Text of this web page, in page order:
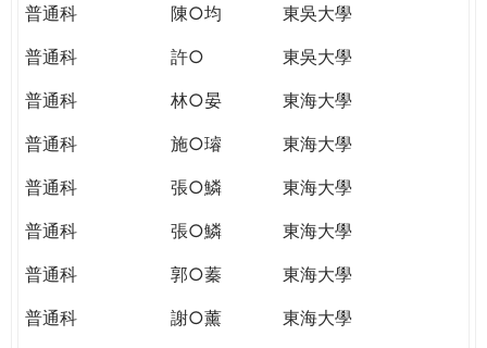
普通科
陳○均
東吳大學
普通科
許○
東吳大學
普通科
林○晏
東海大學
普通科
施○璿
東海大學
普通科
張○鱗
東海大學
普通科
張○鱗
東海大學
普通科
郭○蓁
東海大學
普通科
謝○薰
東海大學